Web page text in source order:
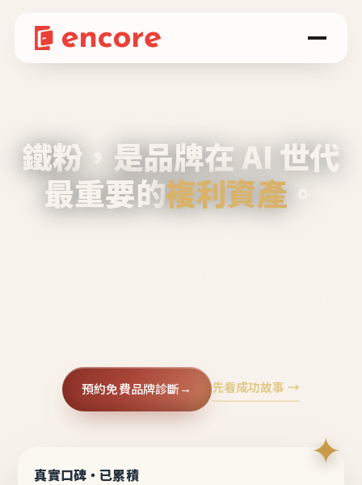
鐵粉，是品牌在 AI 世代
最重要的複利資產 。
預約免費品牌診斷→ 先看成功故事 →
✦
真實口碑・已累積